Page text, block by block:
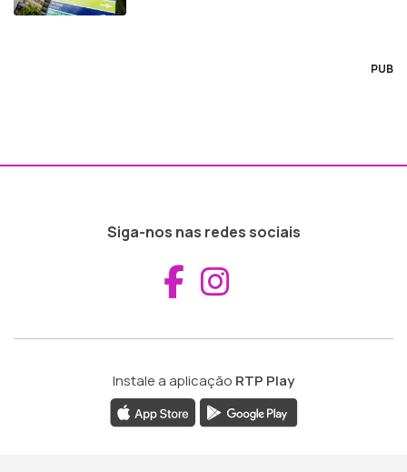
PUB
Siga-nos nas redes sociais
Aceder ao
Instale a aplicação RTP Play